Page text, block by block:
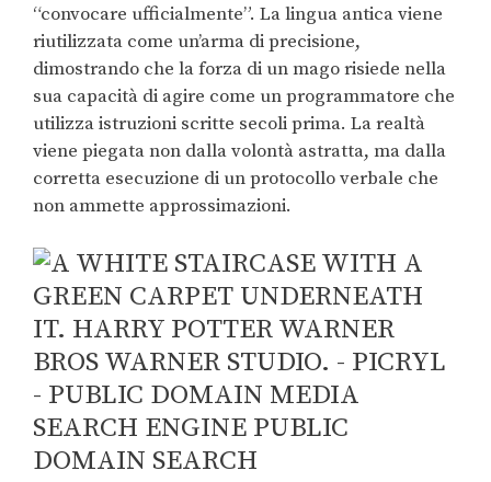
“convocare ufficialmente”. La lingua antica viene
riutilizzata come un’arma di precisione,
dimostrando che la forza di un mago risiede nella
sua capacità di agire come un programmatore che
utilizza istruzioni scritte secoli prima. La realtà
viene piegata non dalla volontà astratta, ma dalla
corretta esecuzione di un protocollo verbale che
non ammette approssimazioni.